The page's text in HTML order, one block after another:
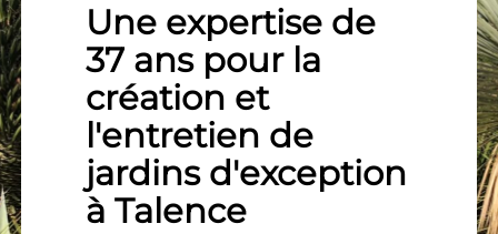
Une expertise de
37 ans pour la
création et
l'entretien de
jardins d'exception
à Talence